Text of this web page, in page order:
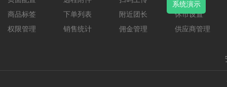
系统演示
商品标签
下单列表 附近团长
休市设置
权限管理
销售统计 佣金管理 供应商管理